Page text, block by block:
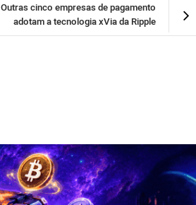
Outras cinco empresas de pagamento
adotam a tecnologia xVia da Ripple